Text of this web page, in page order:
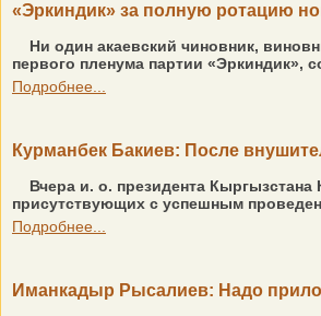
«Эркиндик» за полную ротацию
Ни один акаевский чиновник,
первого пленума партии «Эркиндик»,
Подробнее...
Курманбек Бакиев: После
Вчера и. о. президента
присутствующих с успешным
Подробнее...
Иманкадыр Рысалиев: Надо